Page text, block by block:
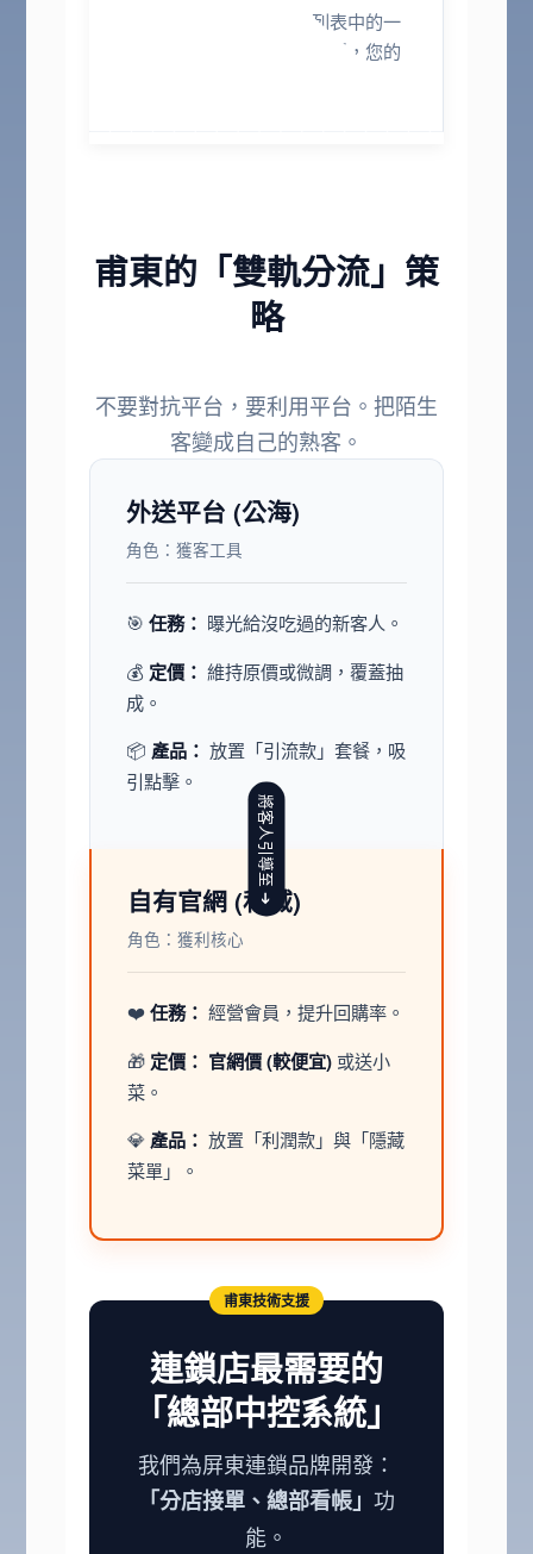
在平台上，您的店只是列表中的一
個選項。周圍競品如果打折，您的
甫東的「雙軌分流」策
略
不要對抗平台，要利用平台。把陌生
客變成自己的熟客。
外送平台 (公海)
角色：獲客工具
🎯 任務： 曝光給沒吃過的新客人。
💰 定價： 維持原價或微調，覆蓋抽
成。
📦 產品： 放置「引流款」套餐，吸
引點擊。
將客人引導至 ➔
自有官網 (私域)
角色：獲利核心
❤️任務： 經營會員，提升回購率。
🎁 定價： 官網價 (較便宜)或送小
菜。
💎 產品： 放置「利潤款」與「隱藏
菜單」。
甫東技術支援
連鎖店最需要的
「總部中控系統」
我們為屏東連鎖品牌開發：
「分店接單、總部看帳」 功
能。